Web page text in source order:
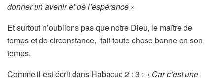
donner un avenir et de l’espérance »
Et surtout n’oublions pas que notre Dieu, le maître de
temps et de circonstance, fait toute chose bonne en son
temps.
Comme il est écrit dans Habacuc 2 : 3 : « Car c’est une